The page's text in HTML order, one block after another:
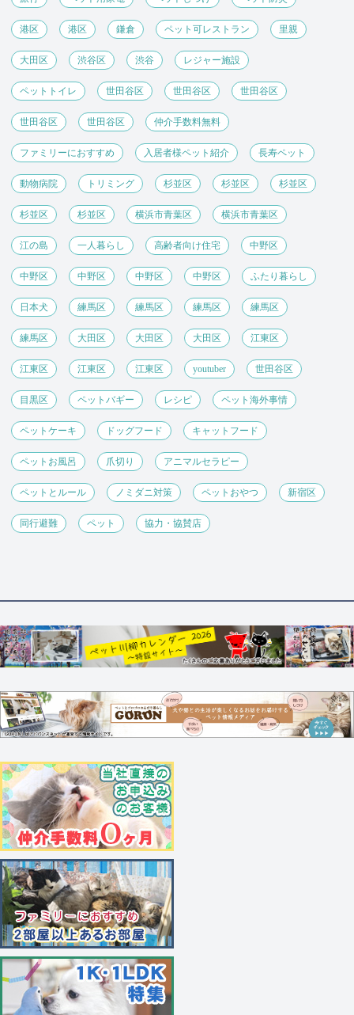
港区 港区 鎌倉 ペット可レストラン 里親
大田区 渋谷区 渋谷 レジャー施設
ペットトイレ 世田谷区 世田谷区 世田谷区
世田谷区 世田谷区 仲介手数料無料
ファミリーにおすすめ 入居者様ペット紹介 長寿ペット
動物病院 トリミング 杉並区 杉並区 杉並区
杉並区 杉並区 横浜市青葉区 横浜市青葉区
江の島 一人暮らし 高齢者向け住宅 中野区
中野区 中野区 中野区 中野区 ふたり暮らし
日本犬 練馬区 練馬区 練馬区 練馬区
練馬区 大田区 大田区 大田区 江東区
江東区 江東区 江東区 youtuber 世田谷区
目黒区 ペットバギー レシピ ペット海外事情
ペットケーキ ドッグフード キャットフード
ペットお風呂 爪切り アニマルセラピー
ペットとルール ノミダニ対策 ペットおやつ 新宿区
同行避難 ペット 協力・協賛店